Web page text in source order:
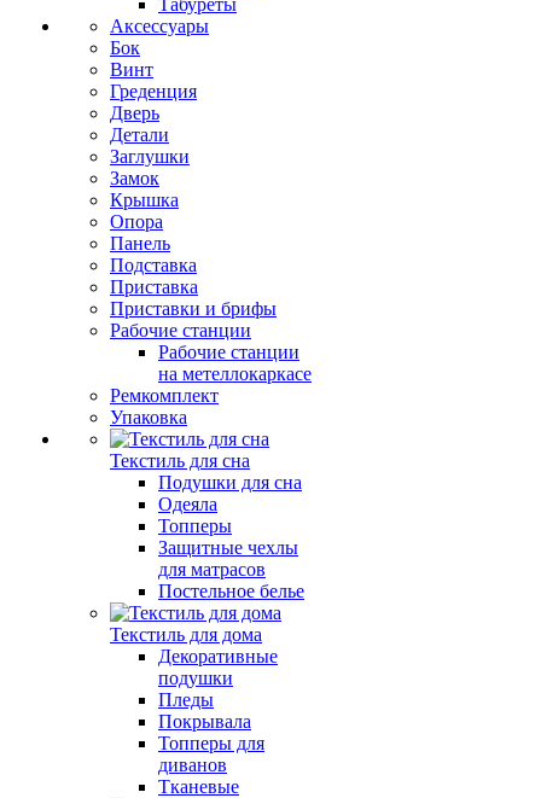
Табуреты
Аксессуары
Бок
Винт
Греденция
Дверь
Детали
Заглушки
Замок
Крышка
Опора
Панель
Подставка
Приставка
Приставки и брифы
Рабочие станции
Рабочие станции
на метеллокаркасе
Ремкомплект
Упаковка
Текстиль для сна
Подушки для сна
Одеяла
Топперы
Защитные чехлы
для матрасов
Постельное белье
Текстиль для дома
Декоративные
подушки
Пледы
Покрывала
Топперы для
диванов
Тканевые